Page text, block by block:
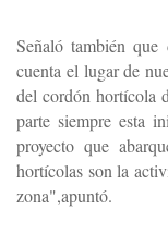
Señaló también
cuenta el lugar de
del cordón hortícola
parte siempre esta
proyecto que
hortícolas son la
zona",apuntó.